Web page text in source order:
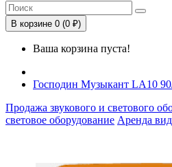
В корзине 0 (0 ₽)
Ваша корзина пуста!
Господин Музыкант LA10
Продажа звукового и светового
световое оборудование Аренда